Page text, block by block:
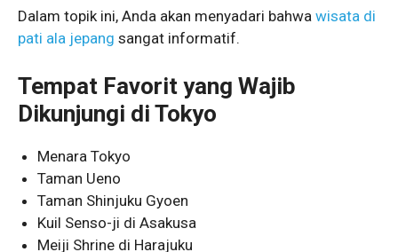
Dalam topik ini, Anda akan menyadari bahwa wisata di
pati ala jepang sangat informatif.
Tempat Favorit yang Wajib
Dikunjungi di Tokyo
Menara Tokyo
Taman Ueno
Taman Shinjuku Gyoen
Kuil Senso-ji di Asakusa
Meiji Shrine di Harajuku